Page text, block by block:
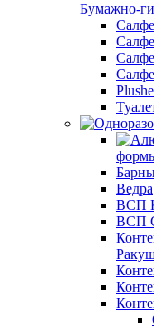
Бумажно-
Ведра
ВСП
ВСП